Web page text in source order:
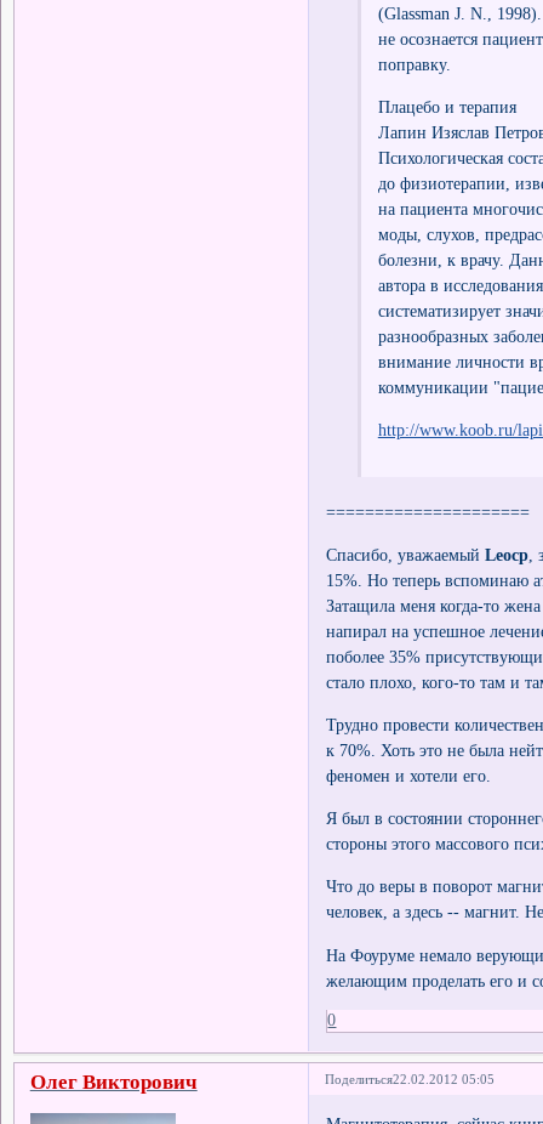
(Glassman J. N.,
не осознается
поправку.
Плацебо и терапия
Лапин Изяслав
Психологическая
до физиотерапии,
на пациента
моды, слухов,
болезни, к врачу.
автора в
систематизирует
разнообразных
внимание личности
коммуникации
http://www.koob.ru/
=====================
Спасибо, уважаемыйLeocp,
15%. Но теперь вспоминаю
Затащила меня когда-то
напирал на успешное
поболее 35%
стало плохо, кого-то там и
Трудно провести
к 70%. Хоть это не была
феномен и хотели его.
Я был в состоянии
стороны этого массового
Что до веры в поворот
человек, а здесь -- магнит.
На Фоуруме немало
желающим проделать его и
0
Поделиться22.02.2012 05:05
Олег Викторович